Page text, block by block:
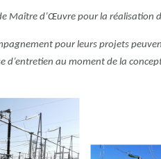
Maître d’Œuvre pour la
pour leurs projets
d’entretien au moment de la